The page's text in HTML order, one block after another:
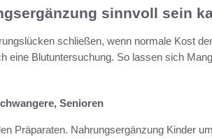
sinnvoll sein
schließen, wenn normale Kost
eine Blutuntersuchung. So lassen sich
Senioren
Präparaten. Nahrungsergänzung Kinder